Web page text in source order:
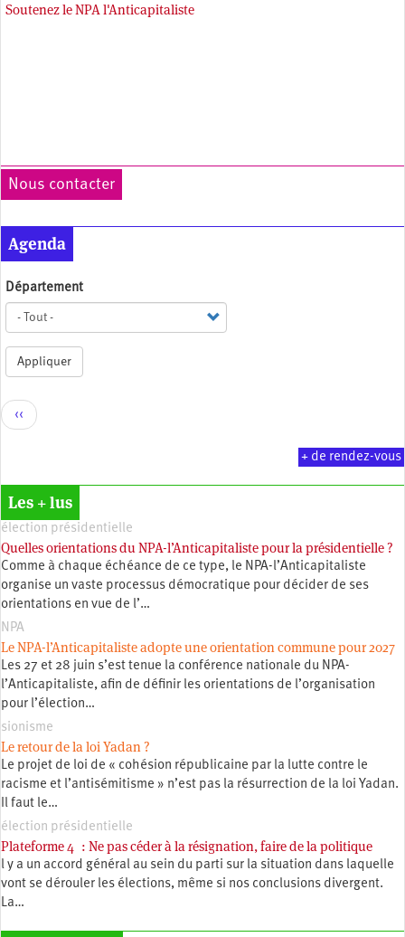
Soutenez le NPA l'Anticapitaliste
Nous contacter
Agenda
Département
Appliquer
Pagination
Page
précédente
‹‹
+ de rendez-vous
Les + lus
élection présidentielle
Quelles orientations du NPA-l’Anticapitaliste pour la présidentielle ?
Comme à chaque échéance de ce type, le NPA-l’Anticapitaliste
organise un vaste processus démocratique pour décider de ses
orientations en vue de l’…
NPA
Le NPA-l’Anticapitaliste adopte une orientation commune pour 2027
Les 27 et 28 juin s’est tenue la conférence nationale du NPA-
l’Anticapitaliste, afin de définir les orientations de l’organisation
pour l’élection…
sionisme
Le retour de la loi Yadan ?
Le projet de loi de « cohésion républicaine par la lutte contre le
racisme et l’antisémitisme » n’est pas la résurrection de la loi Yadan.
Il faut le…
élection présidentielle
Plateforme 4 : Ne pas céder à la résignation, faire de la politique
l y a un accord général au sein du parti sur la situation dans laquelle
vont se dérouler les élections, même si nos conclusions divergent.
La…